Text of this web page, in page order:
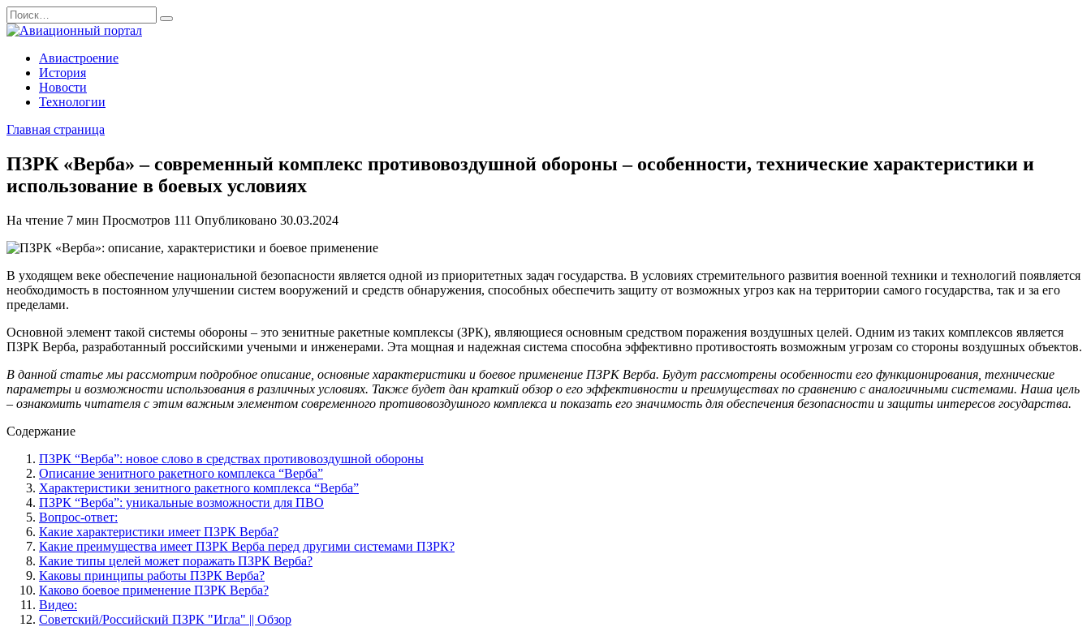
Перейти
к
содержанию
Search
for:
Авиастроение
История
Новости
Технологии
Главная страница
ПЗРК «Верба» – современный комплекс противовоздушной обороны – особенности, технические характеристики и
использование в боевых условиях
На чтение 7 мин Просмотров 111 Опубликовано 30.03.2024
В уходящем веке обеспечение национальной безопасности является одной из приоритетных задач государства. В условиях стремительного развития военной техники и технологий появляется
необходимость в постоянном улучшении систем вооружений и средств обнаружения, способных обеспечить защиту от возможных угроз как на территории самого государства, так и за его
пределами.
Основной элемент такой системы обороны – это зенитные ракетные комплексы (ЗРК), являющиеся основным средством поражения воздушных целей. Одним из таких комплексов является
ПЗРК Верба, разработанный российскими учеными и инженерами. Эта мощная и надежная система способна эффективно противостоять возможным угрозам со стороны воздушных объектов.
В данной статье мы рассмотрим подробное описание, основные характеристики и боевое применение ПЗРК Верба. Будут рассмотрены особенности его функционирования, технические
параметры и возможности использования в различных условиях. Также будет дан краткий обзор о его эффективности и преимуществах по сравнению с аналогичными системами. Наша цель
– ознакомить читателя с этим важным элементом современного противовоздушного комплекса и показать его значимость для обеспечения безопасности и защиты интересов государства.
Содержание
ПЗРК “Верба”: новое слово в средствах противовоздушной обороны
Описание зенитного ракетного комплекса “Верба”
Характеристики зенитного ракетного комплекса “Верба”
ПЗРК “Верба”: уникальные возможности для ПВО
Вопрос-ответ:
Какие характеристики имеет ПЗРК Верба?
Какие преимущества имеет ПЗРК Верба перед другими системами ПЗРК?
Какие типы целей может поражать ПЗРК Верба?
Каковы принципы работы ПЗРК Верба?
Каково боевое применение ПЗРК Верба?
Видео:
Советский/Российский ПЗРК "Игла" || Обзор